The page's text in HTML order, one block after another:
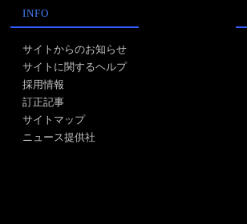
INFO
サイトからのお知らせ
サイトに関するヘルプ
採用情報
訂正記事
サイトマップ
ニュース提供社